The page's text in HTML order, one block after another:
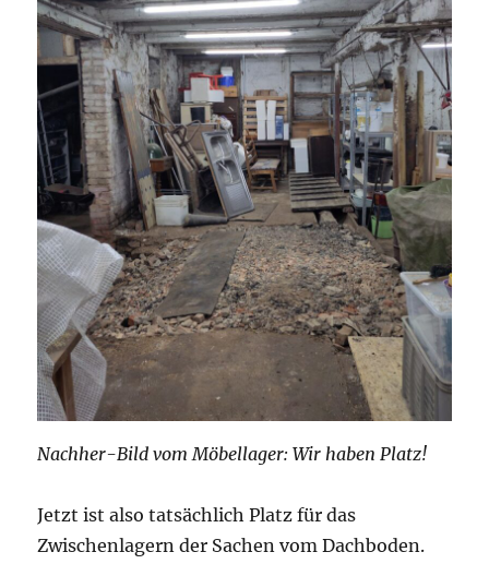
Nachher-Bild vom Möbellager: Wir haben Platz!
Jetzt ist also tatsächlich Platz für das
Zwischenlagern der Sachen vom Dachboden.